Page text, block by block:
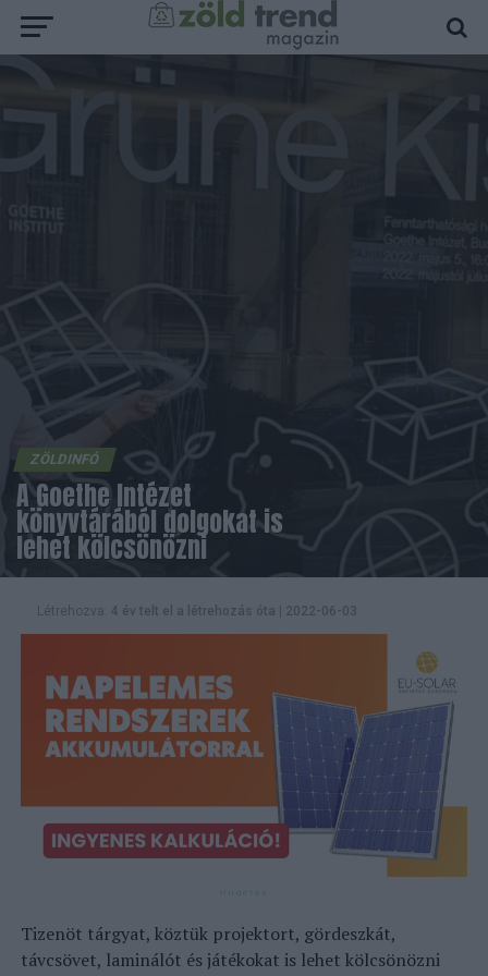
ZÖLDINFÓ
A Goethe Intézet
könyvtárából dolgokat is
lehet kölcsönözni
Létrehozva: 4 év telt el a létrehozás óta 2022-06-03
Tizenöt tárgyat, köztük projektort, gördeszkát,
távcsövet, laminálót és játékokat is lehet kölcsönözni